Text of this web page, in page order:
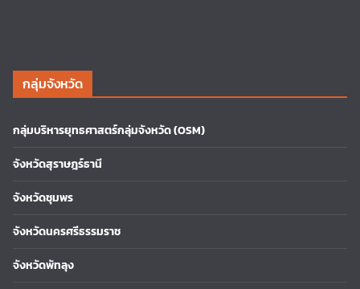
กลุ่มจังหวัด
กลุ่มบริหารยุทธศาสตร์กลุ่มจังหวัด (OSM)
จังหวัดสุราษฎร์ธานี
จังหวัดชุมพร
จังหวัดนครศรีธรรมราช
จังหวัดพัทลุง